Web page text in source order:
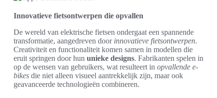
Innovatieve fietsontwerpen die opvallen
De wereld van elektrische fietsen ondergaat een spannende
transformatie, aangedreven door innovatieve fietsontwerpen.
Creativiteit en functionaliteit komen samen in modellen die
eruit springen door hun unieke designs. Fabrikanten spelen in
op de wensen van gebruikers, wat resulteert in opvallende e-
bikes die niet alleen visueel aantrekkelijk zijn, maar ook
geavanceerde technologieën combineren.